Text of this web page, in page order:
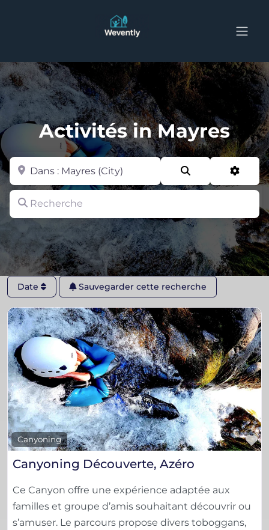
Activités in Mayres
Recherche
Zone
Date Sauvegarder cette recherche
Canyoning
Canyoning Découverte, Azéro
Ce Canyon offre une expérience adaptée aux
familles et groupe d’amis souhaitant découvrir ou
s’amuser. Le parcours propose divers toboggans,